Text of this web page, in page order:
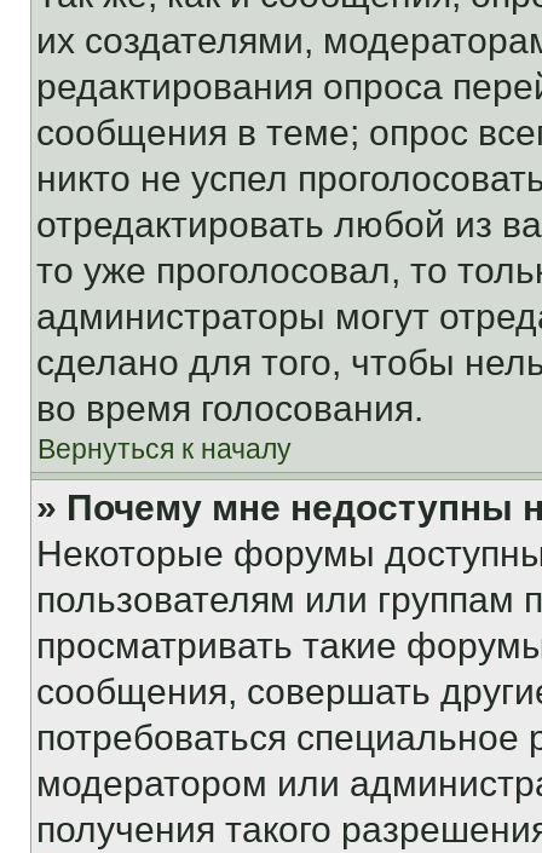
их создателями,
редактирования опроса
сообщения в теме; опрос
никто не успел
отредактировать любой из
то уже проголосовал, то
администраторы могут
сделано для того, чтобы
во время голосования.
Вернуться к началу
» Почему мне недоступны
Некоторые форумы
пользователям или группам
просматривать такие
сообщения, совершать
потребоваться
модератором или
получения такого